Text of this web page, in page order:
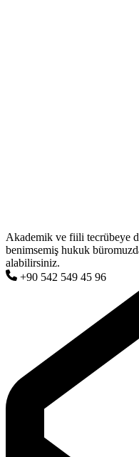
Akademik ve fiili tecrübeye
benimsemiş hukuk
alabilirsiniz.
+90 542 549 45 96